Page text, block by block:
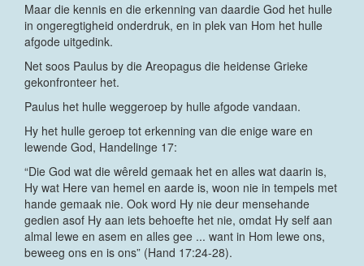
Maar die kennis en die erkenning van daardie God het hulle
in ongeregtigheid onderdruk, en in plek van Hom het hulle
afgode uitgedink.
Net soos Paulus by die Areopagus die heidense Grieke
gekonfronteer het.
Paulus het hulle weggeroep by hulle afgode vandaan.
Hy het hulle geroep tot erkenning van die enige ware en
lewende God, Handelinge 17:
“Die God wat die wêreld gemaak het en alles wat daarin is,
Hy wat Here van hemel en aarde is, woon nie in tempels met
hande gemaak nie. Ook word Hy nie deur mensehande
gedien asof Hy aan iets behoefte het nie, omdat Hy self aan
almal lewe en asem en alles gee ... want in Hom lewe ons,
beweeg ons en is ons” (Hand 17:24-28).